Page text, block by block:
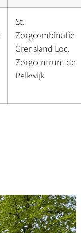
St.
Zorgcombinatie
Grensland Loc.
Zorgcentrum de
Pelkwijk